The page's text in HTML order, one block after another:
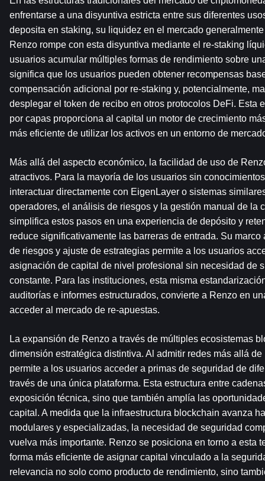
enfrentarse a una disyuntiva estricta entre sus diferentes
deposita en staking, su liquidez en el mercado
Renzo rompe con esta disyuntiva mediante el re-staking
usuarios acumular múltiples formas de rendimiento sobre
significa que los usuarios pueden obtener recompensas
compensación adicional por re-staking y, potencialmente,
desplegar el token de recibo en otros protocolos DeFi. Esta
por capas proporciona al capital un motor de crecimiento
más eficiente de utilizar los activos en un entorno de
Más allá del aspecto económico, la facilidad de uso de
atractivos. Para la mayoría de los usuarios sin
interactuar directamente con EigenLayer o sistemas
operadores, el análisis de riesgos y la gestión manual de la
simplifica estos pasos en una experiencia de depósito y
reduce significativamente las barreras de entrada. Su
de riesgos y ajuste de estrategias permite a los usuarios
asignación de capital de nivel profesional sin necesidad de
constante. Para las instituciones, esta misma
auditorías e informes estructurados, convierte a Renzo en
acceder al mercado de re-apuestas.
La expansión de Renzo a través de múltiples ecosistemas
dimensión estratégica distintiva. Al admitir redes más allá
permite a los usuarios acceder a primas de seguridad de
través de una única plataforma. Esta estructura entre
exposición técnica, sino que también amplía las
capital. A medida que la infraestructura blockchain avanza
modulares y especializadas, la necesidad de seguridad
vuelva más importante. Renzo se posiciona en torno a esta
forma más eficiente de asignar capital vinculado a la
relevancia no solo como producto de rendimiento, sino